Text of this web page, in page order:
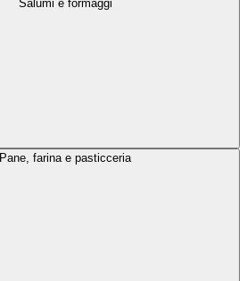
Salumi e formaggi
Pane, farina e pasticceria